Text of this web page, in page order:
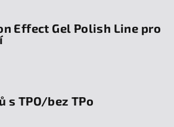
Effect Gel Polish Line pro
s TPO/bez TPo